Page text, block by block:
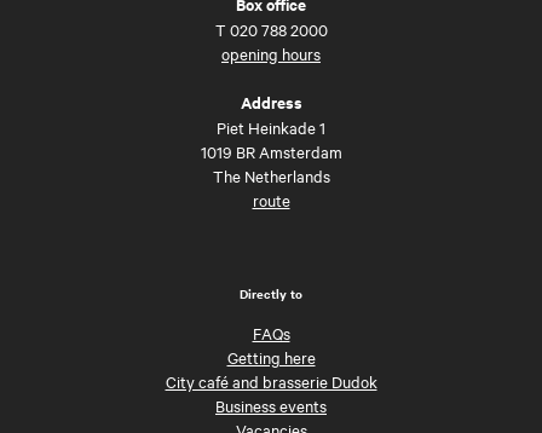
Box office
T 020 788 2000
opening hours
Address
Piet Heinkade 1
1019 BR Amsterdam
The Netherlands
route
Directly to
FAQs
Getting here
City café and brasserie Dudok
Business events